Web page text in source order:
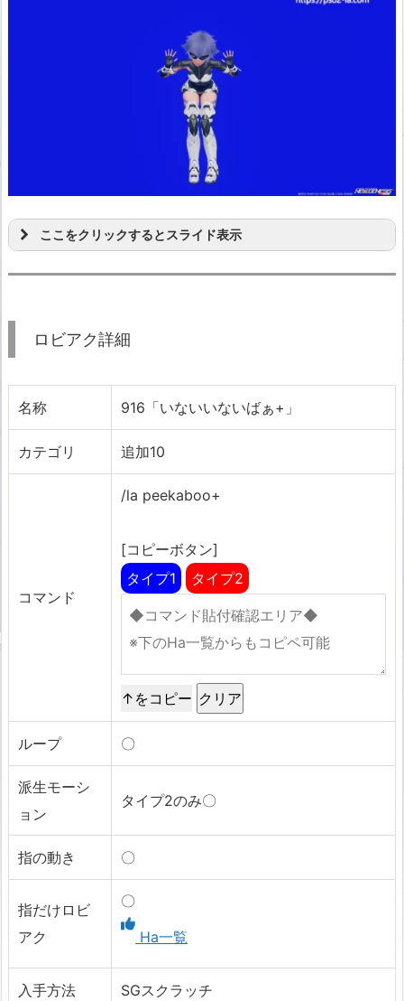
ここをクリックするとスライド表示
ロビアク詳細
名称 916「いないいないばぁ+」
カテゴリ 追加10
コマンド
/la peekaboo+
[コピーボタン]
タイプ1
タイプ2
↑をコピー
ループ 〇
派生モーシ
ョン
タイプ2のみ〇
指の動き 〇
指だけロビ
アク
〇
Ha一覧
入手方法 SGスクラッチ